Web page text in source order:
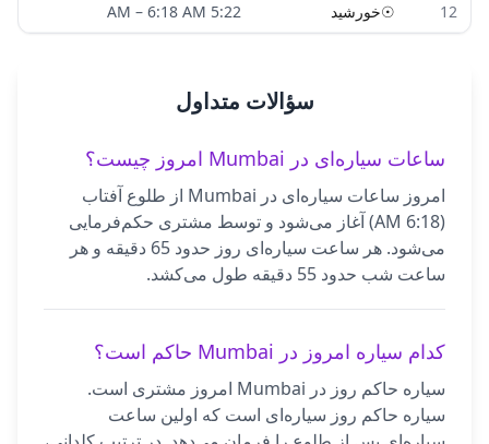
12
☉خورشید 5:22 AM
– 6:18 AM
سؤالات متداول
ساعات سیاره‌ای در Mumbai امروز چیست؟
امروز ساعات سیاره‌ای در Mumbai از طلوع آفتاب
(6:18 AM) آغاز می‌شود و توسط مشتری حکم‌فرمایی
می‌شود. هر ساعت سیاره‌ای روز حدود 65 دقیقه و هر
ساعت شب حدود 55 دقیقه طول می‌کشد.
کدام سیاره امروز در Mumbai حاکم است؟
سیاره حاکم روز در Mumbai امروز مشتری است.
سیاره حاکم روز سیاره‌ای است که اولین ساعت